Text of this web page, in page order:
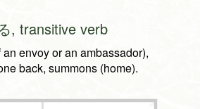
, transitive verb
envoy or an ambassador),
back, summons (home).